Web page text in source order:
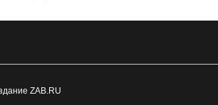
ZAB.RU